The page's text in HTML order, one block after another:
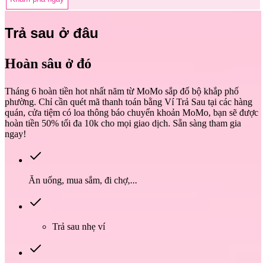
Trả sau ở đâu
Hoàn sâu ở đó
Tháng 6 hoàn tiền hot nhất năm từ MoMo sắp đổ bộ khắp phố
phường. Chỉ cần quét mã thanh toán bằng Ví Trả Sau tại các hàng
quán, cửa tiệm có loa thông báo chuyển khoản MoMo, bạn sẽ được
hoàn tiền 50% tối đa 10k cho mọi giao dịch. Sẵn sàng tham gia
ngay!
Ăn uống, mua sắm, đi chợ,...
Trả sau nhẹ ví